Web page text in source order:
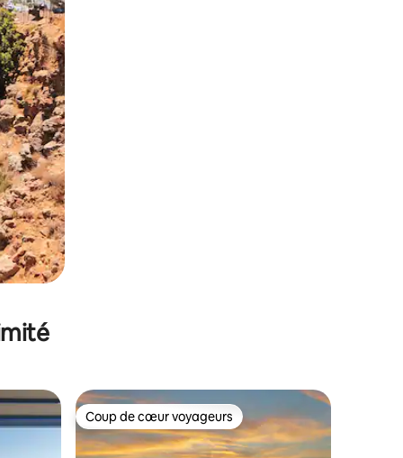
Coup de cœur voyageurs
Coup de cœur voyageurs